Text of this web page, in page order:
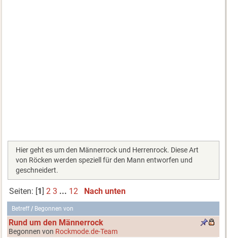
Hier geht es um den Männerrock und Herrenrock. Diese Art
von Röcken werden speziell für den Mann entworfen und
geschneidert.
Seiten: [1] 2 3 ... 12 Nach unten
Betreff/ Begonnen von
Rund um den Männerrock
Begonnen von Rockmode.de-Team